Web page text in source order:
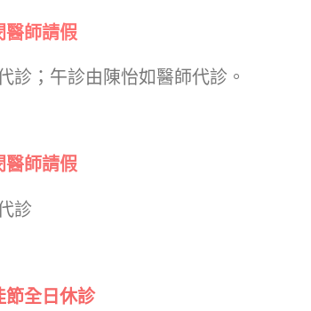
醫師請假
診；午診由陳怡如醫師代診。
醫師請假
診
全日休診